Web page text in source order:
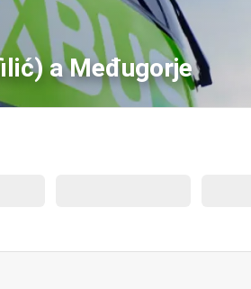
a Međugorje